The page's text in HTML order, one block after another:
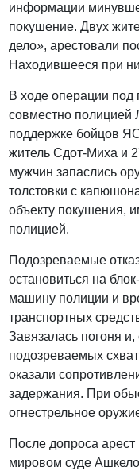
информации
покушение. Двух
дело», арестовали
Находившееся при
В ходе операции
совместно полицией
поддержке бойцов
житель Сдот-Миха и
мужчин запаслись
толстовки с
объекту покушения,
полицией.
Подозреваемые
остановиться на
машину полиции и
транспортных
Завязалась погоня
подозреваемых
оказали
задержания. При
огнестрельное
После допроса
мировом суде